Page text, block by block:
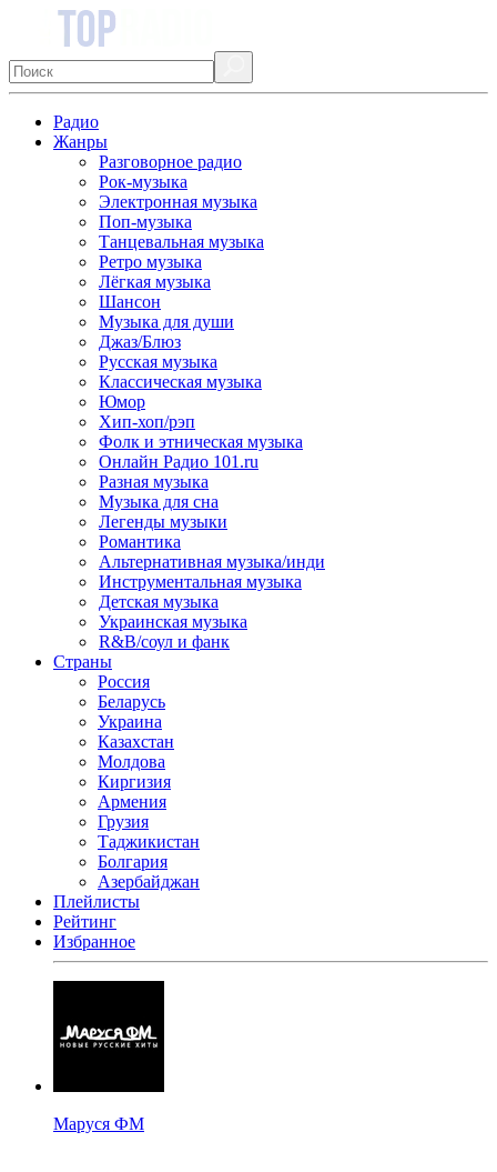
Радио
Жанры
Разговорное радио
Рок-музыка
Электронная музыка
Поп-музыка
Танцевальная музыка
Ретро музыка
Лёгкая музыка
Шансон
Музыка для души
Джаз/Блюз
Русская музыка
Классическая музыка
Юмор
Хип-хоп/рэп
Фолк и этническая музыка
Онлайн Радио 101.ru
Разная музыка
Музыка для сна
Легенды музыки
Романтика
Альтернативная музыка/инди
Инструментальная музыка
Детская музыка
Украинская музыка
R&B/cоул и фанк
Страны
Россия
Беларусь
Украина
Казахстан
Молдова
Киргизия
Армения
Грузия
Таджикистан
Болгария
Азербайджан
Плейлисты
Рейтинг
Избранное
Маруся ФМ